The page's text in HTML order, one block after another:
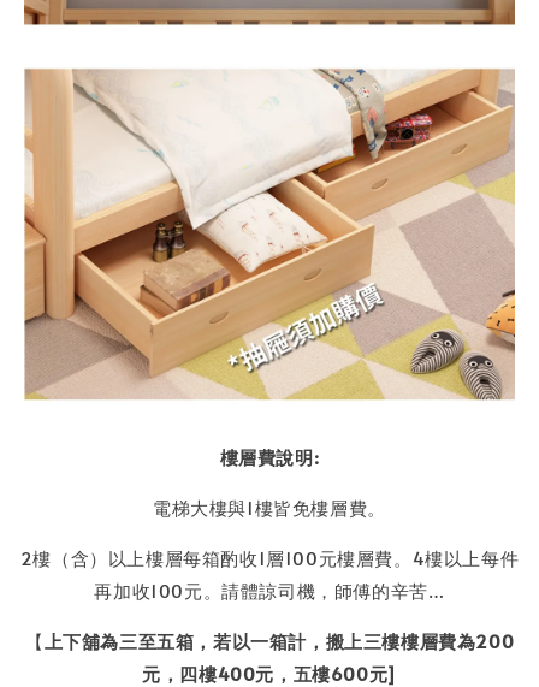
樓層費說明:
電梯大樓與1樓皆免樓層費。
2樓（含）以上樓層每箱酌收1層100元樓層費。4樓以上每件
再加收100元。請體諒司機，師傅的辛苦…
【 上下舖為三至五箱，若以一箱計，搬上三樓樓層費為200
元，四樓400元，五樓600元]